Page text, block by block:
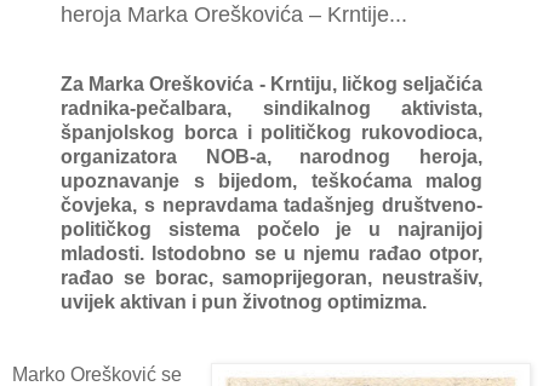
heroja Marka Oreškovića – Krntije...
Za Marka Oreškovića - Krntiju, ličkog seljačića
radnika-pečalbara, sindikalnog aktivista,
španjolskog borca i političkog rukovodioca,
organizatora NOB-a, narodnog heroja,
upoznavanje s bijedom, teškoćama malog
čovjeka, s nepravdama tadašnjeg društveno-
političkog sistema počelo je u najranijoj
mladosti. Istodobno se u njemu rađao otpor,
rađao se borac, samoprijegoran, neustrašiv,
uvijek aktivan i pun životnog optimizma.
Marko Orešković se